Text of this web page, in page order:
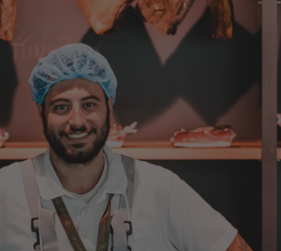
7.8.2026
Verifizierter Kunde
Ware wurde sehr schnell geliefert und ich
sie dann auch gleich probiert und es ist
ein wunderbarer Geschmack aus
und ich bin froh, dass sie so eine gute
liefert
7.8.2026